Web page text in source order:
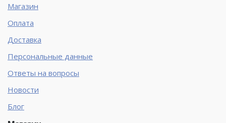
Магазин
Оплата
Доставка
Персональные данные
Ответы на вопросы
Новости
Блог